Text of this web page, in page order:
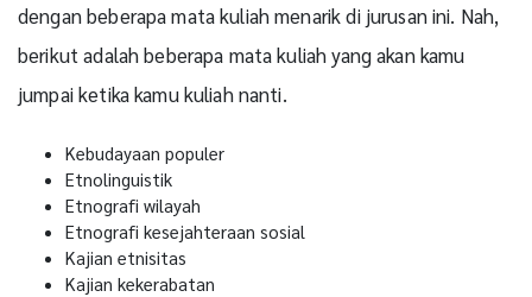
dengan beberapa mata kuliah menarik di jurusan ini. Nah,
berikut adalah beberapa mata kuliah yang akan kamu
jumpai ketika kamu kuliah nanti.
Kebudayaan populer
Etnolinguistik
Etnografi wilayah
Etnografi kesejahteraan sosial
Kajian etnisitas
Kajian kekerabatan